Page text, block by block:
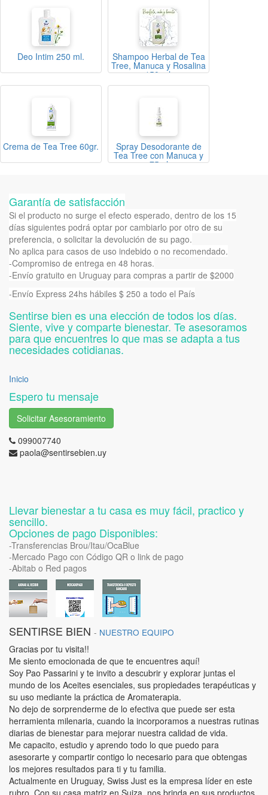
Deo Intim 250 ml. Shampoo Herbal de Tea
Tree, Manuca y Rosalina
150 ml.
Crema de Tea Tree 60gr. Spray Desodorante de
Tea Tree con Manuca y
75ml
Garantía de satisfacción
Si el producto no surge el efecto esperado, dentro de los 15
días siguientes podrá optar por cambiarlo por otro de su
preferencia, o solicitar la devolución de su pago.
No aplica para casos de uso indebido o no recomendado.
-Compromiso de entrega en 48 horas.
-Envío gratuito en Uruguay para compras a partir de $2000
-Envío Express 24hs hábiles $ 250 a todo el País
Sentirse bien es una elección de todos los días.
Siente, vive y comparte bienestar. Te asesoramos
para que encuentres lo que mas se adapta a tus
necesidades cotidianas.
Inicio
Espero tu mensaje
Solicitar Asesoramiento
099007740
paola@sentirsebien.uy
Llevar bienestar a tu casa es muy fácil, practico y
sencillo.
Opciones de pago Disponibles:
-Transferencias Brou/Itau/OcaBlue
-Mercado Pago con Código QR o link de pago
-Abitab o Red pagos
SENTIRSE BIEN - NUESTRO EQUIPO
Gracias por tu visita!!
Me siento emocionada de que te encuentres aquí!
Soy Pao Passarini y te invito a descubrir y explorar juntas el
mundo de los Aceites esenciales, sus propiedades terapéuticas y
su uso mediante la práctica de Aromaterapia.
No dejo de sorprenderme de lo efectiva que puede ser esta
herramienta milenaria, cuando la incorporamos a nuestras rutinas
diarias de bienestar para mejorar nuestra calidad de vida.
Me capacito, estudio y aprendo todo lo que puedo para
asesorarte y compartir contigo lo necesario para que obtengas
los mejores resultados para ti y tu familia.
Actualmente en Uruguay, Swiss Just es la empresa líder en este
rubro. Con su casa matriz en Suiza, nos brinda en sus productos